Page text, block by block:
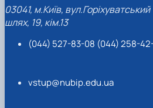
03041, м.Київ, вул.Горіхуватський
шлях, 19, кім.13
(044) 527-83-08 (044) 258-
vstup@nubip.edu.ua